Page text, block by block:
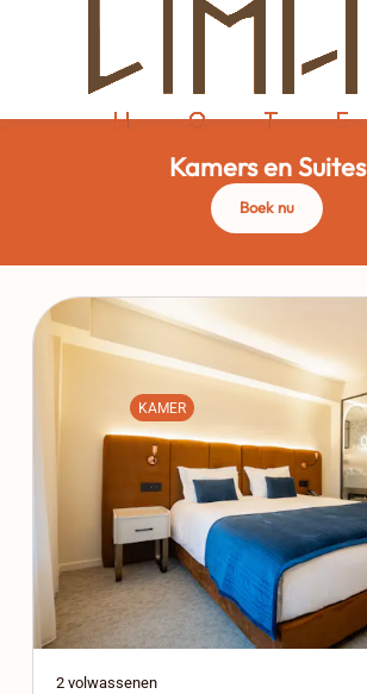
Kamers en Suites
Boek nu
KAMER
2 volwassenen